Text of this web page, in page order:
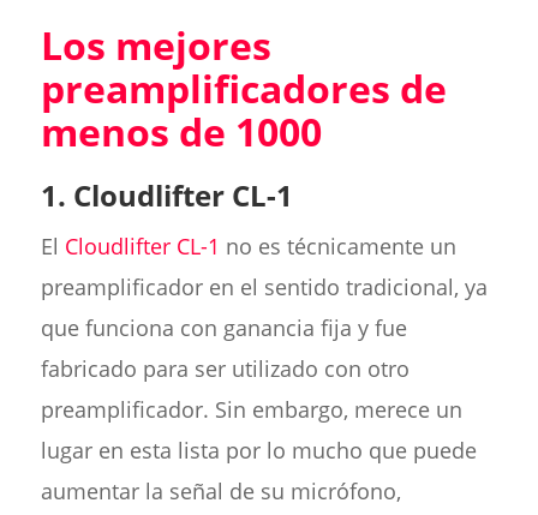
Los mejores
preamplificadores de
menos de 1000
1. Cloudlifter CL-1
El Cloudlifter CL-1 no es técnicamente un
preamplificador en el sentido tradicional, ya
que funciona con ganancia fija y fue
fabricado para ser utilizado con otro
preamplificador. Sin embargo, merece un
lugar en esta lista por lo mucho que puede
aumentar la señal de su micrófono,